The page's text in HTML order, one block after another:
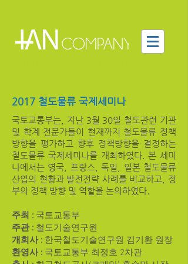
2017 철도물류 국제세미나
국토교통부는, 지난 3월 30일 철도관련 기관
및 학계 전문가들이 현재까지 철도물류 정책
방향을 평가하고 향후 정책방향을 결정하는
철도물류 국제세미나를 개최하였다. 본 세미
나에서는 영국, 프랑스, 독일, 일본 철도물류
산업의 현황과 발전전략 사례를 비교하고, 정
부의 정책 방향 및 역할을 논의하였다.
주최 : 국토교통부
주관 : 철도기술연구원
개회사 : 한국철도기술연구원 김기환 원장
​환영사 : 국토교통부 최정호 2차관